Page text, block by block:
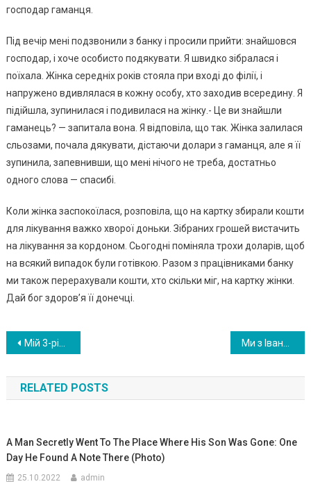
господар гаманця.
Під вечір мені подзвонили з банку і просили прийти: знайшовся
господар, і хоче особисто подякувати. Я швидко зібралася і
поїхала. Жінка середніх років стояла при вході до філії, і
напружено вдивлялася в кожну особу, хто заходив всередину. Я
підійшла, зупинилася і подивилася на жінку.- Це ви знайшли
гаманець? — запитала вона. Я відповіла, що так. Жінка залилася
сльозами, почала дякувати, дістаючи долари з гаманця, але я її
зупинила, запевнивши, що мені нічого не треба, достатньо
одного слова — спасибі.
Коли жінка заспокоїлася, розповіла, що на картку збирали кошти
для лікування важко хворої доньки. Зібраних грошей вистачить
на лікування за кордоном. Сьогодні поміняла трохи доларів, щоб
на всякий випадок були готівкою. Разом з працівниками банку
ми також перерахували кошти, хто скільки міг, на картку жінки.
Дай бог здоров’я її донечці.
Навигация
по
записям
Мій 3-річний син примудрився відправити директору звіт, коли я відволіклася на секунду. Але замість виговору я отримала подяку
RELATED POSTS
A Man Secretly Went To The Place Where His Son Was Gone: One
Day He Found A Note There (Photo)
25.10.2022 admin